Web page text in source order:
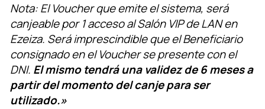
Nota: El Voucher que emite el sistema, será
canjeable por 1 acceso al Salón VIP de LAN en
Ezeiza. Será imprescindible que el Beneficiario
consignado en el Voucher se presente con el
DNI. El mismo tendrá una validez de 6 meses a
partir del momento del canje para ser
utilizado.»